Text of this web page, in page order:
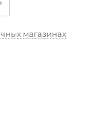
магазинах